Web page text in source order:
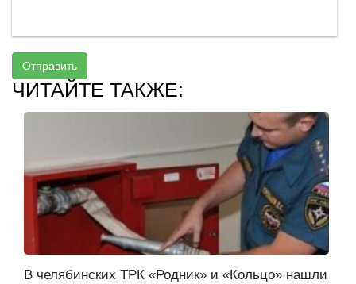
Отправить
ЧИТАЙТЕ ТАКЖЕ:
В челябинских ТРК «Родник» и «Кольцо» нашли